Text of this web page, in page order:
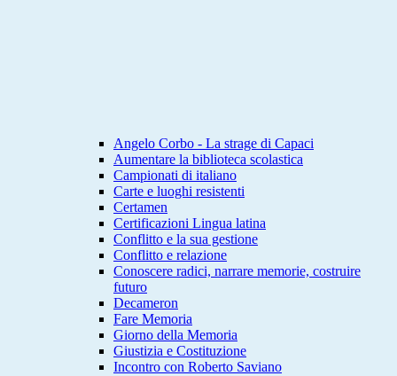
Angelo Corbo - La strage di Capaci
Aumentare la biblioteca scolastica
Campionati di italiano
Carte e luoghi resistenti
Certamen
Certificazioni Lingua latina
Conflitto e la sua gestione
Conflitto e relazione
Conoscere radici, narrare memorie, costruire
futuro
Decameron
Fare Memoria
Giorno della Memoria
Giustizia e Costituzione
Incontro con Roberto Saviano